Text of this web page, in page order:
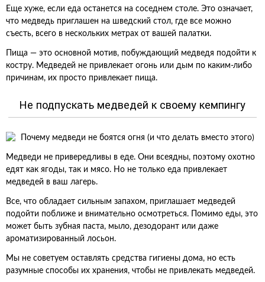
Еще хуже, если еда останется на соседнем столе. Это означает,
что медведь приглашен на шведский стол, где все можно
съесть, всего в нескольких метрах от вашей палатки.
Пища — это основной мотив, побуждающий медведя подойти к
костру. Медведей не привлекает огонь или дым по каким-либо
причинам, их просто привлекает пища.
Не подпускать медведей к своему кемпингу
Медведи не привередливы в еде. Они всеядны, поэтому охотно
едят как ягоды, так и мясо. Но не только еда привлекает
медведей в ваш лагерь.
Все, что обладает сильным запахом, приглашает медведей
подойти поближе и внимательно осмотреться. Помимо еды, это
может быть зубная паста, мыло, дезодорант или даже
ароматизированный лосьон.
Мы не советуем оставлять средства гигиены дома, но есть
разумные способы их хранения, чтобы не привлекать медведей.